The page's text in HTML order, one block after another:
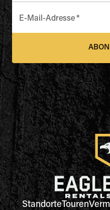
E-Mail-Adresse*
StandorteTouren